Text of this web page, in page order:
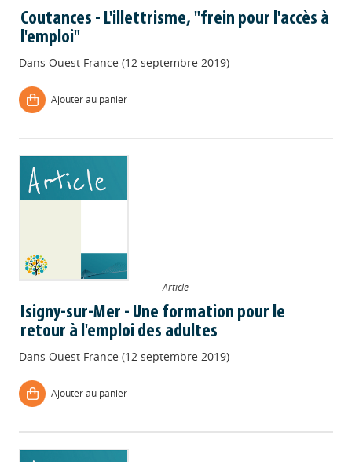
Coutances - L'illettrisme, "frein pour l'accès à
l'emploi"
Dans Ouest France (12 septembre 2019)
Ajouter au panier
Article
Isigny-sur-Mer - Une formation pour le
retour à l'emploi des adultes
Dans Ouest France (12 septembre 2019)
Ajouter au panier